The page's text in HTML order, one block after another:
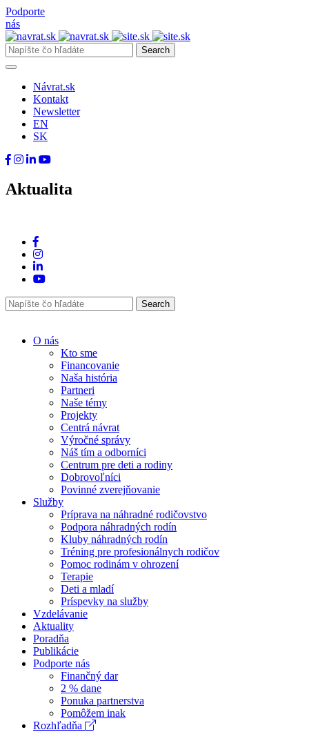
Podporte
nás
Návrat.sk
Kontakt
Newsletter
EN
SK
Aktualita
O nás
Kto sme
Financovanie
Naša história
Partneri
Naše témy
Projekty
Centrá návrat
Výročné správy
Náš tím a odborníci
Centrum pre deti a rodiny
Dobrovoľníci
Povinné zverejňovanie
Služby
Príprava na náhradné rodičovstvo
Podpora náhradných rodín
Kluby náhradných rodín
Tréning pre profesionálnych rodičov
Pomoc rodinám v ohrození
Terapie
Deti a mladí
Príspevky na služby
Vzdelávanie
Aktuality
Poradňa
Publikácie
Podporte nás
Finančný dar
2 % dane
Ponuka partnerstva
Pomôžem inak
Rozhľadňa